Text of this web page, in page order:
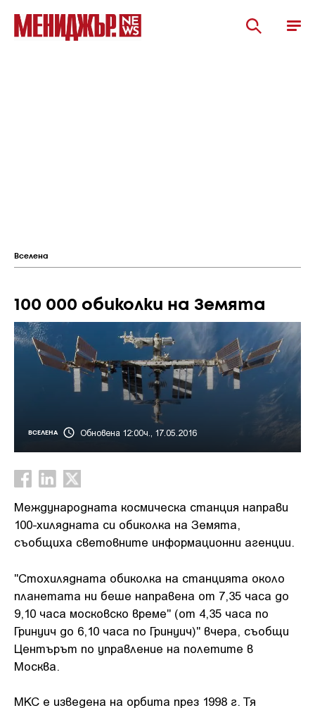
Вселена
100 000 обиколки на Земята
ВСЕЛЕНА Обновена 12:00ч., 17.05.2016
Международната космическа станция направи
100-хилядната си обиколка на Земята,
съобщиха световните информационни агенции.
"Стохилядната обиколка на станцията около
планетата ни беше направена от 7,35 часа до
9,10 часа московско време" (от 4,35 часа по
Гринуич до 6,10 часа по Гринуич)" вчера, съобщи
Центърът по управление на полетите в
Москва.
МКС е изведена на орбита през 1998 г. Тя